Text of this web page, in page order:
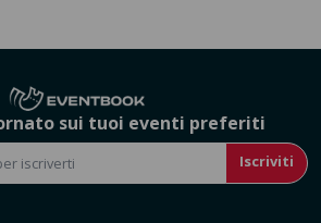
sui tuoi eventi preferiti
Iscriviti